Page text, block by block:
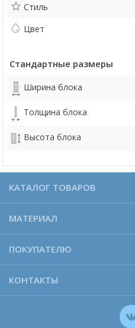
Стиль
Цвет
Стандартные размеры
Ширина блока
Толщина блока
Высота блока
КАТАЛОГ ТОВАРОВ
МАТЕРИАЛ
ПОКУПАТЕЛЮ
КОНТАКТЫ